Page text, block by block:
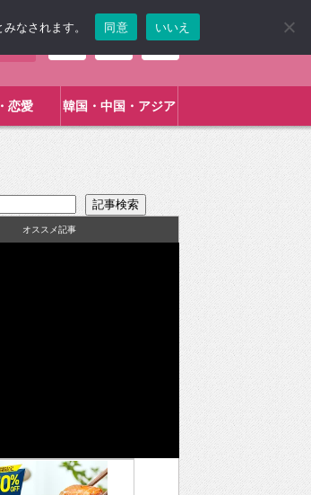
恋愛 韓国・中国・アジア
オススメ記事
なされます。 同意 いいえ